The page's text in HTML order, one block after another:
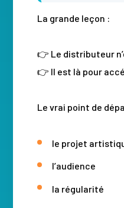
La grande leçon :
👉 Le distributeur
👉 Il est là pour
Le vrai point de
le projet
l’audience
la régularité